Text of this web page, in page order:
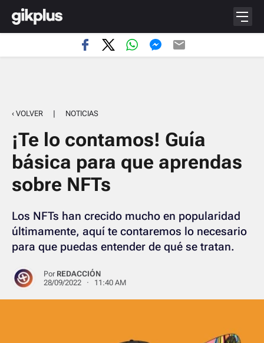
‹ VOLVER | NOTICIAS
¡Te lo contamos! Guía
básica para que aprendas
sobre NFTs
Los NFTs han crecido mucho en popularidad
últimamente, aquí te contaremos lo necesario
para que puedas entender de qué se tratan.
Por REDACCIÓN
28/09/2022 · 11:40 AM